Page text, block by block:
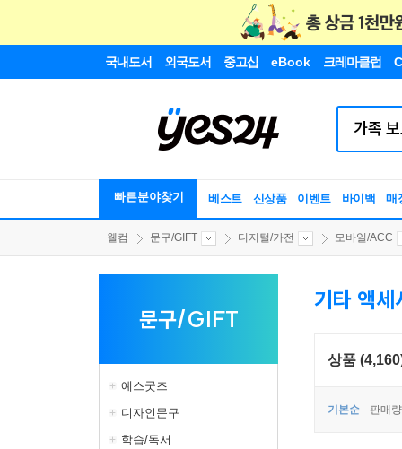
국내도서 외국도서 중고샵 eBook 크레마클럽
빠른분야찾기 베스트 신상품 이벤트 바이백 매
웰컴 문구/GIFT 디지털/가전 모바일/ACC
문구/GIFT
예스굿즈
디자인문구
학습/독서
기타 액세
상품
기본순 판매